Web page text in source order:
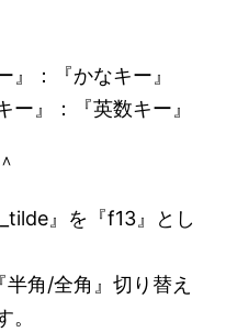
』：『かなキー』
ー』：『英数キー』
』を『f13』とし
角/全角』切り替え